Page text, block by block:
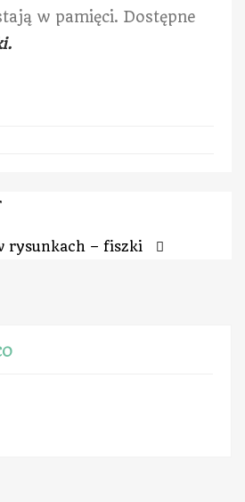
w pamięci. Dostępne
rysunkach – fiszki